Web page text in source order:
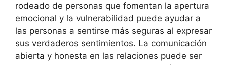
rodeado de personas que fomentan la apertura
emocional y la vulnerabilidad puede ayudar a
las personas a sentirse más seguras al expresar
sus verdaderos sentimientos. La comunicación
abierta y honesta en las relaciones puede ser